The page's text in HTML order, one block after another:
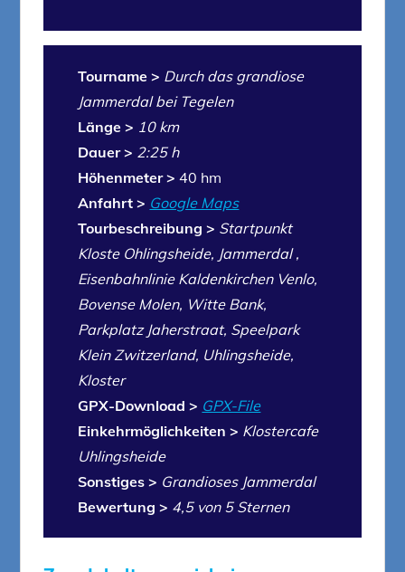
Tourname > Durch das grandiose
Jammerdal bei Tegelen
Länge > 10 km
Dauer > 2:25 h
Höhenmeter > 40 hm
Anfahrt > Google Maps
Tourbeschreibung > Startpunkt
Kloste Ohlingsheide, Jammerdal ,
Eisenbahnlinie Kaldenkirchen Venlo,
Bovense Molen, Witte Bank,
Parkplatz Jaherstraat, Speelpark
Klein Zwitzerland, Uhlingsheide,
Kloster
GPX-Download > GPX-File
Einkehrmöglichkeiten > Klostercafe
Uhlingsheide
Sonstiges > Grandioses Jammerdal
Bewertung > 4,5 von 5 Sternen